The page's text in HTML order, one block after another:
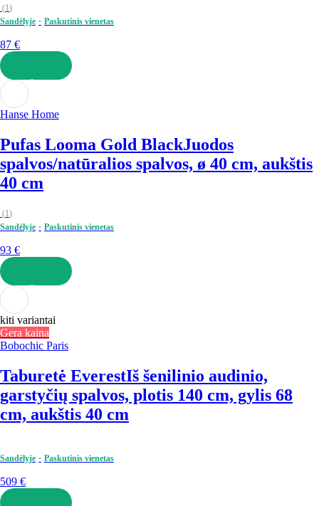
(1)
Sandėlyje
Paskutinis vienetas
87 €
Į KREPŠELĮ
Hanse Home
Pufas Looma Gold BlackJuodos
spalvos/natūralios spalvos, ø 40 cm, aukštis
40 cm
(1)
Sandėlyje
Paskutinis vienetas
93 €
Į KREPŠELĮ
kiti variantai
Gera kaina
Bobochic Paris
Taburetė EverestIš šenilinio audinio,
garstyčių spalvos, plotis 140 cm, gylis 68
cm, aukštis 40 cm
Sandėlyje Paskutinis vienetas
509 €